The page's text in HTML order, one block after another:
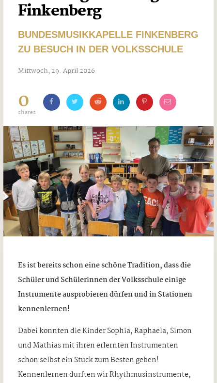
Finkenberg
BUNDESMUSIKKAPELLE FINKENBERG
ZU BESUCH IN DER VOLKSSCHULE
Mittwoch, 29. April 2026
0
shares
Es ist bereits schon eine schöne Tradition, dass die
Schüler und Schülerinnen der Volksschule einige
Instrumente ausprobieren dürfen und in Stationen
kennenlernen!
Dabei konnten die Kinder Sophia, Raphaela, Simon
und Mathias mit ihren erlernten Instrumenten
schon selbst ein Stück zum Besten geben!
Kennenlernen durften wir Rhythmusinstrumente,